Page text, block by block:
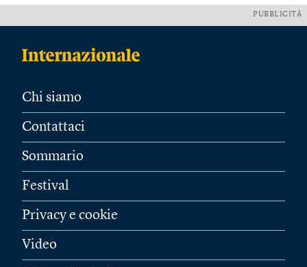
PUBBLICITÀ
Chi siamo
Contattaci
Sommario
Festival
Privacy e cookie
Video